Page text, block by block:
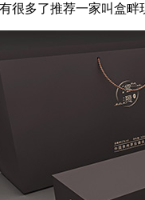
很多了推荐一家叫盒